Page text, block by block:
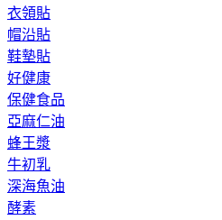
衣領貼
帽沿貼
鞋墊貼
好健康
保健食品
亞麻仁油
蜂王漿
牛初乳
深海魚油
酵素